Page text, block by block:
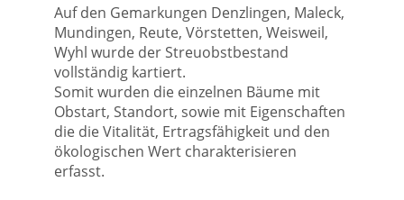
Auf den Gemarkungen Denzlingen, Maleck,
Mundingen, Reute, Vörstetten, Weisweil,
Wyhl wurde der Streuobstbestand
vollständig kartiert.
Somit wurden die einzelnen Bäume mit
Obstart, Standort, sowie mit Eigenschaften
die die Vitalität, Ertragsfähigkeit und den
ökologischen Wert charakterisieren
erfasst.